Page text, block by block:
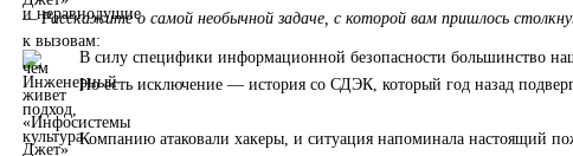
— Расскажите о самой необычной задаче, с которой вам пришлось
В силу специфики информационной безопасности большинство
Но есть исключение — история со СДЭК, который год назад
Компанию атаковали хакеры, и ситуация напоминала настоящий